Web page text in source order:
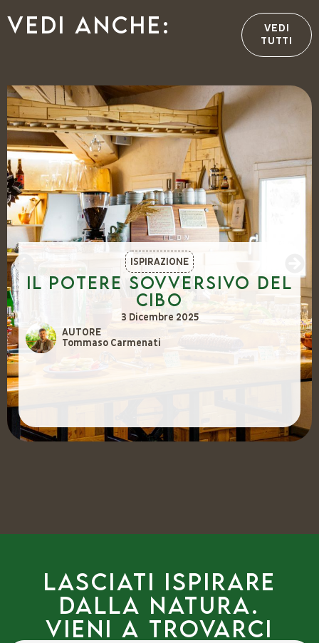
Vedi anche:
VEDI
TUTTI
ISPIRAZIONE
Il potere sovversivo del
cibo
3 Dicembre 2025
AUTORE
Tommaso Carmenati
Lasciati ispirare
dalla natura.
Vieni a trovarci